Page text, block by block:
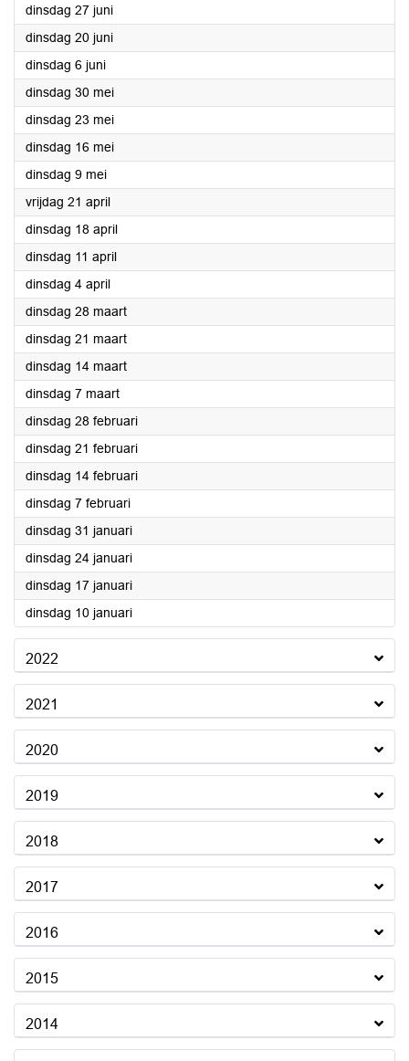
dinsdag 27 juni2023
dinsdag 20 juni2023
dinsdag 6 juni2023
dinsdag 30 mei2023
dinsdag 23 mei2023
dinsdag 16 mei2023
dinsdag 9 mei2023
vrijdag 21 april2023
dinsdag 18 april2023
dinsdag 11 april2023
dinsdag 4 april2023
dinsdag 28 maart2023
dinsdag 21 maart2023
dinsdag 14 maart2023
dinsdag 7 maart2023
dinsdag 28 februari2023
dinsdag 21 februari2023
dinsdag 14 februari2023
dinsdag 7 februari2023
dinsdag 31 januari2023
dinsdag 24 januari2023
dinsdag 17 januari2023
dinsdag 10 januari2023
2022
2021
2020
2019
2018
2017
2016
2015
2014